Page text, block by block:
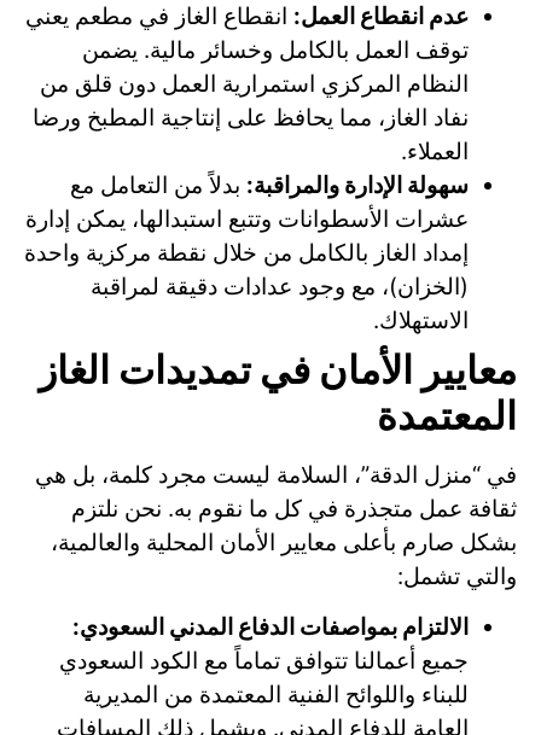
عدم انقطاع العمل: انقطاع الغاز في مطعم يعني
توقف العمل بالكامل وخسائر مالية. يضمن
النظام المركزي استمرارية العمل دون قلق من
نفاد الغاز، مما يحافظ على إنتاجية المطبخ ورضا
العملاء.
سهولة الإدارة والمراقبة: بدلاً من التعامل مع
عشرات الأسطوانات وتتبع استبدالها، يمكن إدارة
إمداد الغاز بالكامل من خلال نقطة مركزية واحدة
(الخزان)، مع وجود عدادات دقيقة لمراقبة
الاستهلاك.
معايير الأمان في تمديدات الغاز
المعتمدة
في “منزل الدقة”، السلامة ليست مجرد كلمة، بل هي
ثقافة عمل متجذرة في كل ما نقوم به. نحن نلتزم
بشكل صارم بأعلى معايير الأمان المحلية والعالمية،
والتي تشمل:
الالتزام بمواصفات الدفاع المدني السعودي:
جميع أعمالنا تتوافق تماماً مع الكود السعودي
للبناء واللوائح الفنية المعتمدة من المديرية
العامة للدفاع المدني. ويشمل ذلك المسافات